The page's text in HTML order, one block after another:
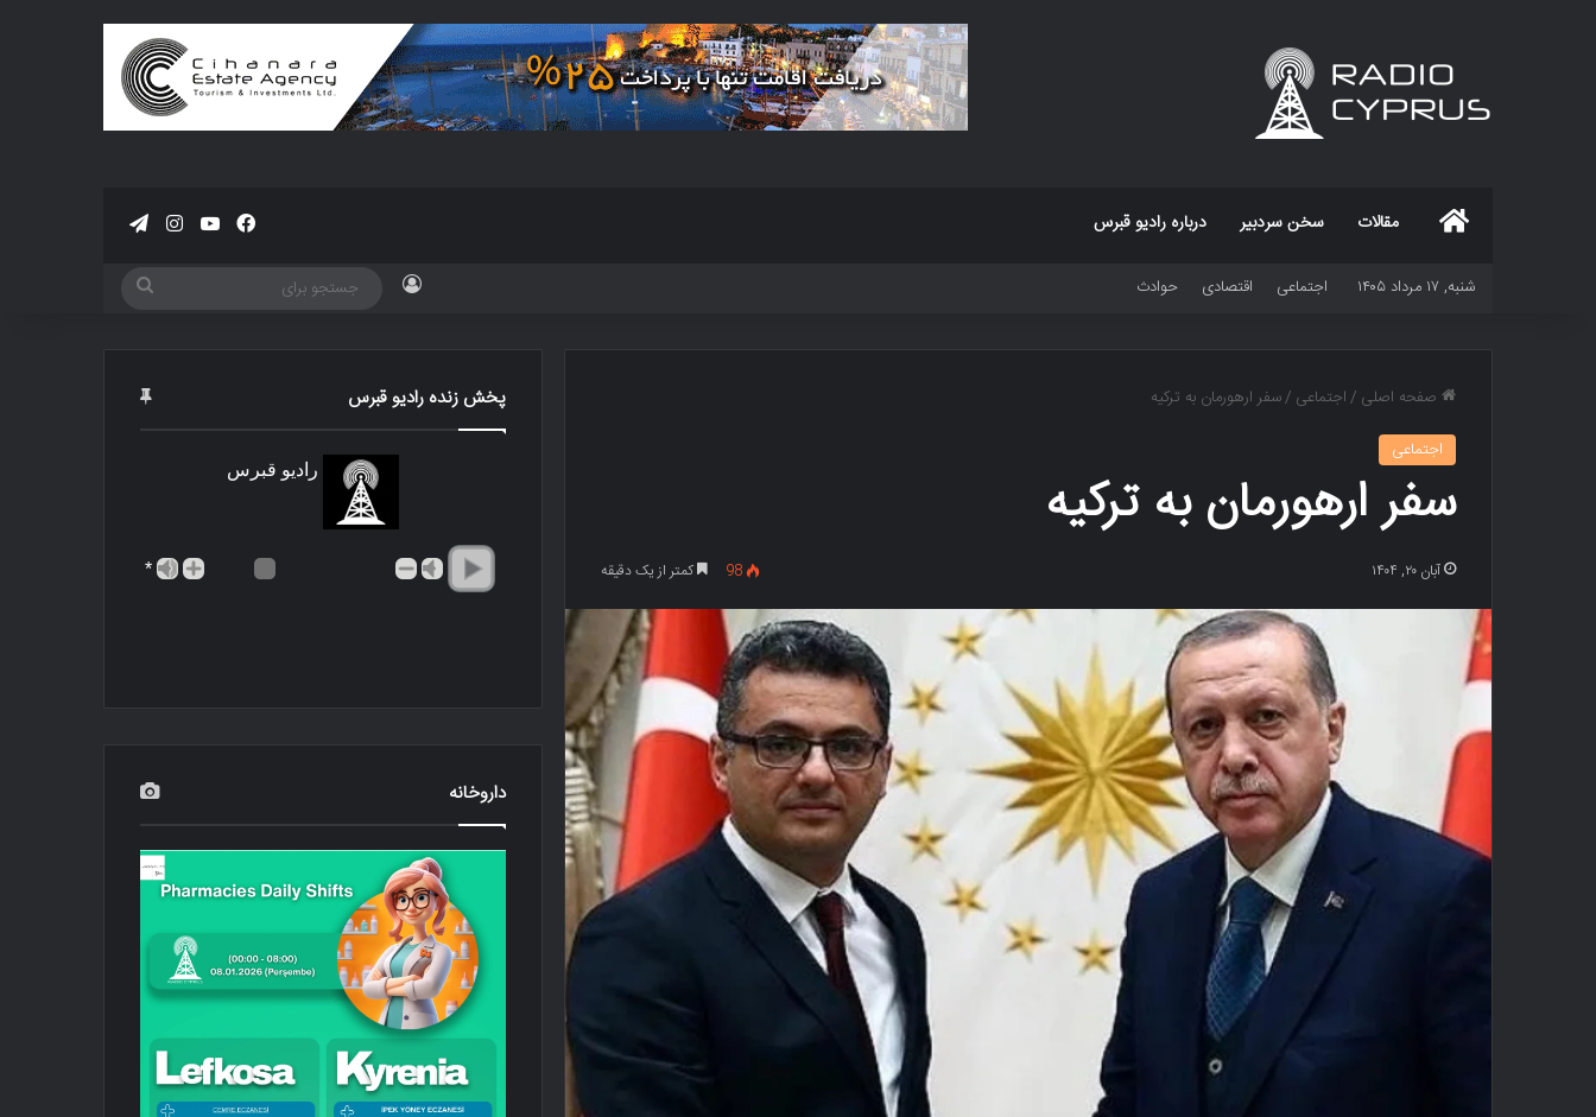
مقالات سخن سردبیر درباره رادیو قبرس فیسبوکیوتیوباینستاگرام
شنبه, ۱۷ مرداد ۱۴۰۵ اجتماعی اقتصادی حوادث
صفحه اصلی /اجتماعی /سفر ارهورمان به ترکیه
اجتماعی
سفر ارهورمان به ترکیه
آبان ۲۰, ۱۴۰۴ 98 کمتر از یک دقیقه
پخش زنده رادیو قبرس
رادیو قبرس
*
داروخانه